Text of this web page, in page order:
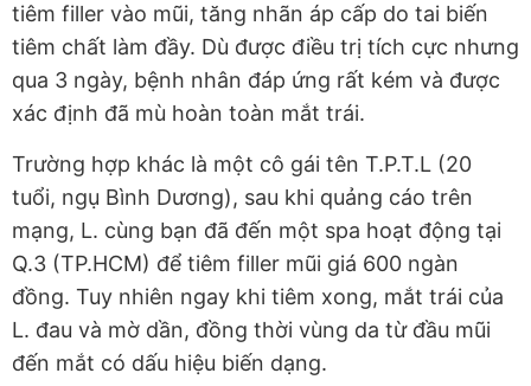
tiêm filler vào mũi, tăng nhãn áp cấp do tai biến
tiêm chất làm đầy. Dù được điều trị tích cực nhưng
qua 3 ngày, bệnh nhân đáp ứng rất kém và được
xác định đã mù hoàn toàn mắt trái.
Trường hợp khác là một cô gái tên T.P.T.L (20
tuổi, ngụ Bình Dương), sau khi quảng cáo trên
mạng, L. cùng bạn đã đến một spa hoạt động tại
Q.3 (TP.HCM) để tiêm filler mũi giá 600 ngàn
đồng. Tuy nhiên ngay khi tiêm xong, mắt trái của
L. đau và mờ dần, đồng thời vùng da từ đầu mũi
đến mắt có dấu hiệu biến dạng.